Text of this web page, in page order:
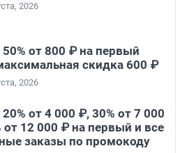
2026
от 800 ₽ на первый
скидка 600 ₽
2026
от 4 000 ₽, 30% от 7 000
от 12 000 ₽ на первый и все
заказы по промокоду